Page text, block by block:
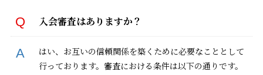
入会審査はありますか？
はい、お互いの信頼関係を築くために必要なこととして
行っております。審査における条件は以下の通りです。